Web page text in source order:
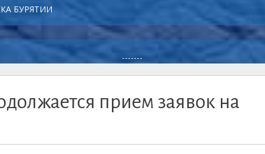
БУРЯТИИ
-------
прием заявок на